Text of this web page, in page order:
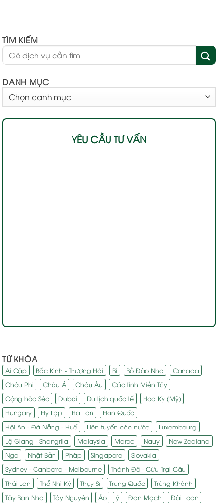
TÌM KIẾM
DANH MỤC
MỤC
YÊU CẦU TƯ VẤN
TỪ KHÓA
Ai Cập Bắc Kinh - Thượng Hải Bỉ Bồ Đào Nha
Canada
Châu Phi
Châu Á Châu Âu
Các tỉnh Miền Tây
Cộng hòa Séc
Dubai Du lịch quốc tế
Hoa Kỳ (Mỹ)
Hungary
Hy Lạp Hà Lan
Hàn Quốc
Hội An - Đà Nẵng - Huế
Liên tuyến các nước
Luxembourg
Lệ Giang - Shangrila
Malaysia Maroc Nauy
New Zealand
Nga
Nhật Bản Pháp Singapore
Slovakia
Sydney - Canberra - Melbourne
Thành Đô - Cửu Trại Câu
Thái Lan
Thổ Nhĩ Kỳ Thụy Sĩ Trung Quốc
Trùng Khánh
Tây Ban Nha
Tây Nguyên Áo ý Đan Mạch Đài Loan